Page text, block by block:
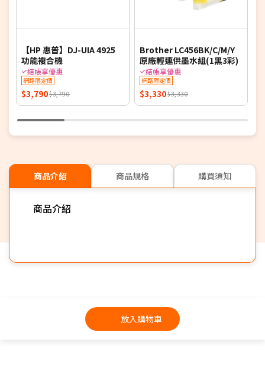
【HP 惠普】DJ-UIA 4925
功能複合機
結帳享優惠
網路限定價
$3,790$3,790
Brother LC456BK/C/M/Y
原廠輕連供墨水組(1黑3彩)
結帳享優惠
網路限定價
$3,330$3,330
商品介紹 商品規格 購買須知
商品介紹
放入購物車